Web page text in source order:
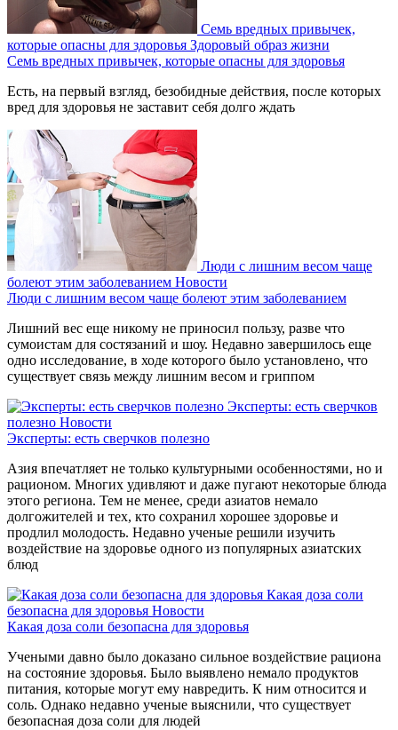
Семь вредных привычек,
которые опасны для здоровья Здоровый образ жизни
Семь вредных привычек, которые опасны для здоровья
Есть, на первый взгляд, безобидные действия, после которых
вред для здоровья не заставит себя долго ждать
Люди с лишним весом чаще
болеют этим заболеванием Новости
Люди с лишним весом чаще болеют этим заболеванием
Лишний вес еще никому не приносил пользу, разве что
сумоистам для состязаний и шоу. Недавно завершилось еще
одно исследование, в ходе которого было установлено, что
существует связь между лишним весом и гриппом
Эксперты: есть сверчков
полезно Новости
Эксперты: есть сверчков полезно
Азия впечатляет не только культурными особенностями, но и
рационом. Многих удивляют и даже пугают некоторые блюда
этого региона. Тем не менее, среди азиатов немало
долгожителей и тех, кто сохранил хорошее здоровье и
продлил молодость. Недавно ученые решили изучить
воздействие на здоровье одного из популярных азиатских
блюд
Какая доза соли
безопасна для здоровья Новости
Какая доза соли безопасна для здоровья
Учеными давно было доказано сильное воздействие рациона
на состояние здоровья. Было выявлено немало продуктов
питания, которые могут ему навредить. К ним относится и
соль. Однако недавно ученые выяснили, что существует
безопасная доза соли для людей